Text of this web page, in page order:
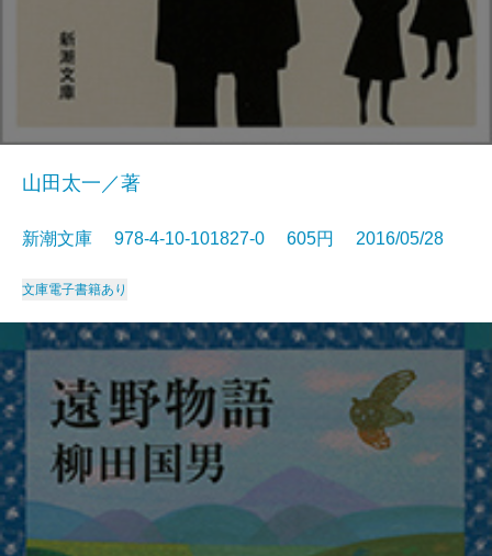
山田太一／著
新潮文庫 978-4-10-101827-0 605円 2016/05/28
文庫電子書籍あり